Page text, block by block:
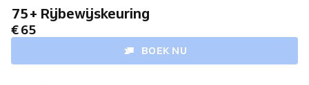
75+ Rijbewijskeuring
€ 65
BOEK NU